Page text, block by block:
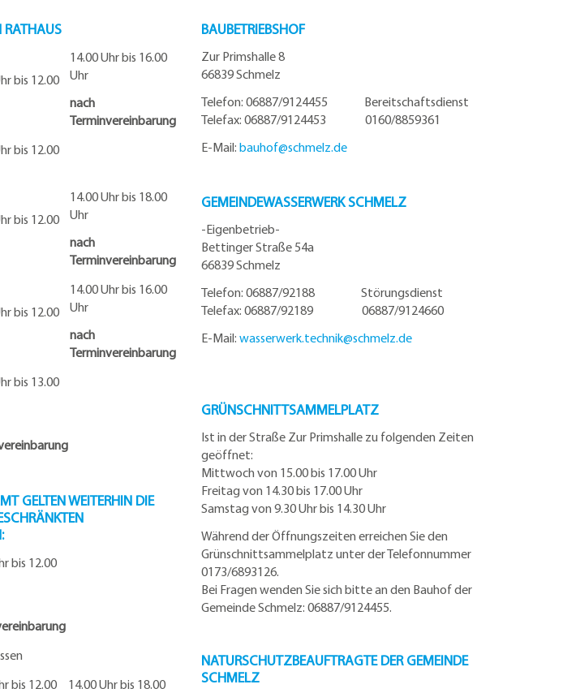
RATHAUS
bis 12.00
14.00 Uhr bis 16.00
Uhr
nach
Terminvereinbarung
bis 12.00
bis 12.00
14.00 Uhr bis 18.00
Uhr
nach
Terminvereinbarung
bis 12.00
14.00 Uhr bis 16.00
Uhr
nach
Terminvereinbarung
bis 13.00
GELTEN WEITERHIN DIE
bis 12.00
bis 12.00
14.00 Uhr bis 18.00
BAUBETRIEBSHOF
Zur Primshalle 8
66839 Schmelz
Telefon: 06887/9124455 Bereitschaftsdienst
Telefax: 06887/9124453 0160/8859361
E-Mail: bauhof@schmelz.de
GEMEINDEWASSERWERK SCHMELZ
-Eigenbetrieb-
Bettinger Straße 54a
66839 Schmelz
Telefon: 06887/92188 Störungsdienst
Telefax: 06887/92189 06887/9124660
E-Mail: wasserwerk.technik@schmelz.de
GRÜNSCHNITTSAMMELPLATZ
Ist in der Straße Zur Primshalle zu folgenden Zeiten
geöffnet:
Mittwoch von 15.00 bis 17.00 Uhr
Freitag von 14.30 bis 17.00 Uhr
Samstag von 9.30 Uhr bis 14.30 Uhr
Während der Öffnungszeiten erreichen Sie den
Grünschnittsammelplatz unter der Telefonnummer
0173/6893126.
Bei Fragen wenden Sie sich bitte an den Bauhof der
Gemeinde Schmelz: 06887/9124455.
NATURSCHUTZBEAUFTRAGTE DER GEMEINDE
SCHMELZ